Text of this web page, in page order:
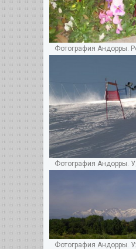
Фотография Андорры.
Фотография Андорры.
Фотография Андорры.